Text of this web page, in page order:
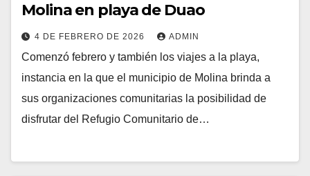
Molina en playa de Duao
4 DE FEBRERO DE 2026 ADMIN
Comenzó febrero y también los viajes a la playa,
instancia en la que el municipio de Molina brinda a
sus organizaciones comunitarias la posibilidad de
disfrutar del Refugio Comunitario de…